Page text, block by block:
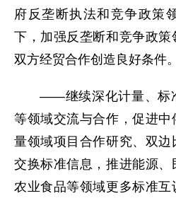
府反垄断执法和竞争政策
下，加强反垄断和竞争政
双方经贸合作创造良好条件。
——继续深化计量、标
等领域交流与合作，促进
量领域项目合作研究、双
交换标准信息，推进能源、
农业食品等领域更多标准